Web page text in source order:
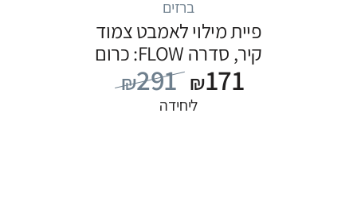
ברזים
פיית מילוי לאמבט צמוד
קיר, סדרה FLOW: כרום
₪291 ₪171
ליחידה